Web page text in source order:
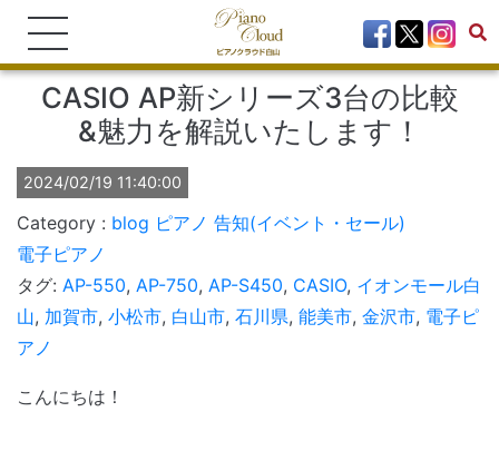
CASIO AP新シリーズ3台の比較
&魅力を解説いたします！
2024/02/19 11:40:00
blog ピアノ 告知(イベント・セール)
電子ピアノ
タグ: AP-550, AP-750, AP-S450, CASIO, イオンモール白
山, 加賀市, 小松市, 白山市, 石川県, 能美市, 金沢市, 電子ピ
アノ
こんにちは！